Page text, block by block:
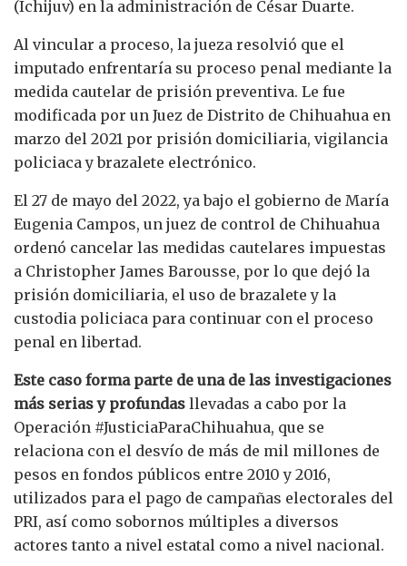
(Ichijuv) en la administración de César Duarte.
Al vincular a proceso, la jueza resolvió que el
imputado enfrentaría su proceso penal mediante la
medida cautelar de prisión preventiva. Le fue
modificada por un Juez de Distrito de Chihuahua en
marzo del 2021 por prisión domiciliaria, vigilancia
policiaca y brazalete electrónico.
El 27 de mayo del 2022, ya bajo el gobierno de María
Eugenia Campos, un juez de control de Chihuahua
ordenó cancelar las medidas cautelares impuestas
a Christopher James Barousse, por lo que dejó la
prisión domiciliaria, el uso de brazalete y la
custodia policiaca para continuar con el proceso
penal en libertad.
Este caso forma parte de una de las investigaciones
más serias y profundas llevadas a cabo por la
Operación #JusticiaParaChihuahua, que se
relaciona con el desvío de más de mil millones de
pesos en fondos públicos entre 2010 y 2016,
utilizados para el pago de campañas electorales del
PRI, así como sobornos múltiples a diversos
actores tanto a nivel estatal como a nivel nacional.